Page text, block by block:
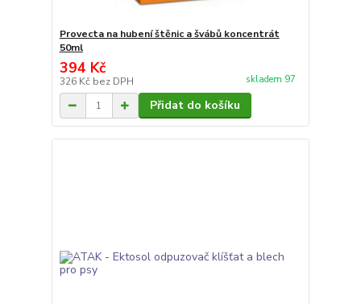
Provecta na hubení štěnic a švábů koncentrát
50ml
394 Kč
326 Kč bez DPH skladem 97
Přidat do košíku